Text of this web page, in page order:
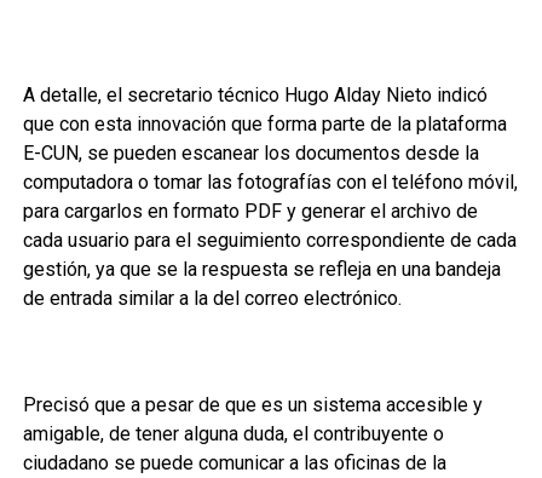
A detalle, el secretario técnico Hugo Alday Nieto indicó
que con esta innovación que forma parte de la plataforma
E-CUN, se pueden escanear los documentos desde la
computadora o tomar las fotografías con el teléfono móvil,
para cargarlos en formato PDF y generar el archivo de
cada usuario para el seguimiento correspondiente de cada
gestión, ya que se la respuesta se refleja en una bandeja
de entrada similar a la del correo electrónico.
Precisó que a pesar de que es un sistema accesible y
amigable, de tener alguna duda, el contribuyente o
ciudadano se puede comunicar a las oficinas de la